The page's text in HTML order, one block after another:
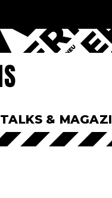
TALKS &